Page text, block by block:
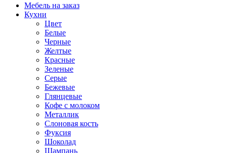
Мебель на заказ
Кухни
Цвет
Белые
Черные
Желтые
Красные
Зеленые
Серые
Бежевые
Глянцевые
Кофе с молоком
Металлик
Слоновая кость
Фуксия
Шоколад
Шампань